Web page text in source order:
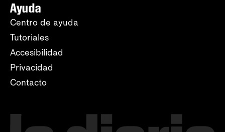
Ayuda
Centro de ayuda
Tutoriales
Accesibilidad
Privacidad
Contacto